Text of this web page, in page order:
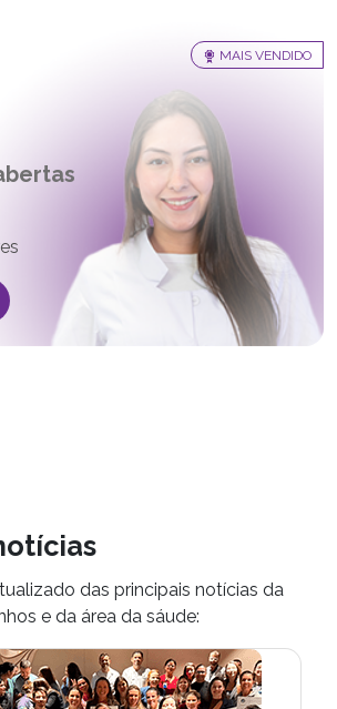
MAIS VENDIDO
das principais notícias da
e da área da sáude: